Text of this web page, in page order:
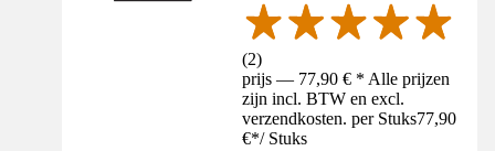
(2)
prijs — 77,90 € * Alle prijzen
zijn incl. BTW en excl.
verzendkosten. per Stuks77,90
€*/ Stuks